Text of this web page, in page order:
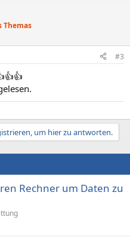
Themas
#3
um hier zu antworten.
Rechner um Daten zu